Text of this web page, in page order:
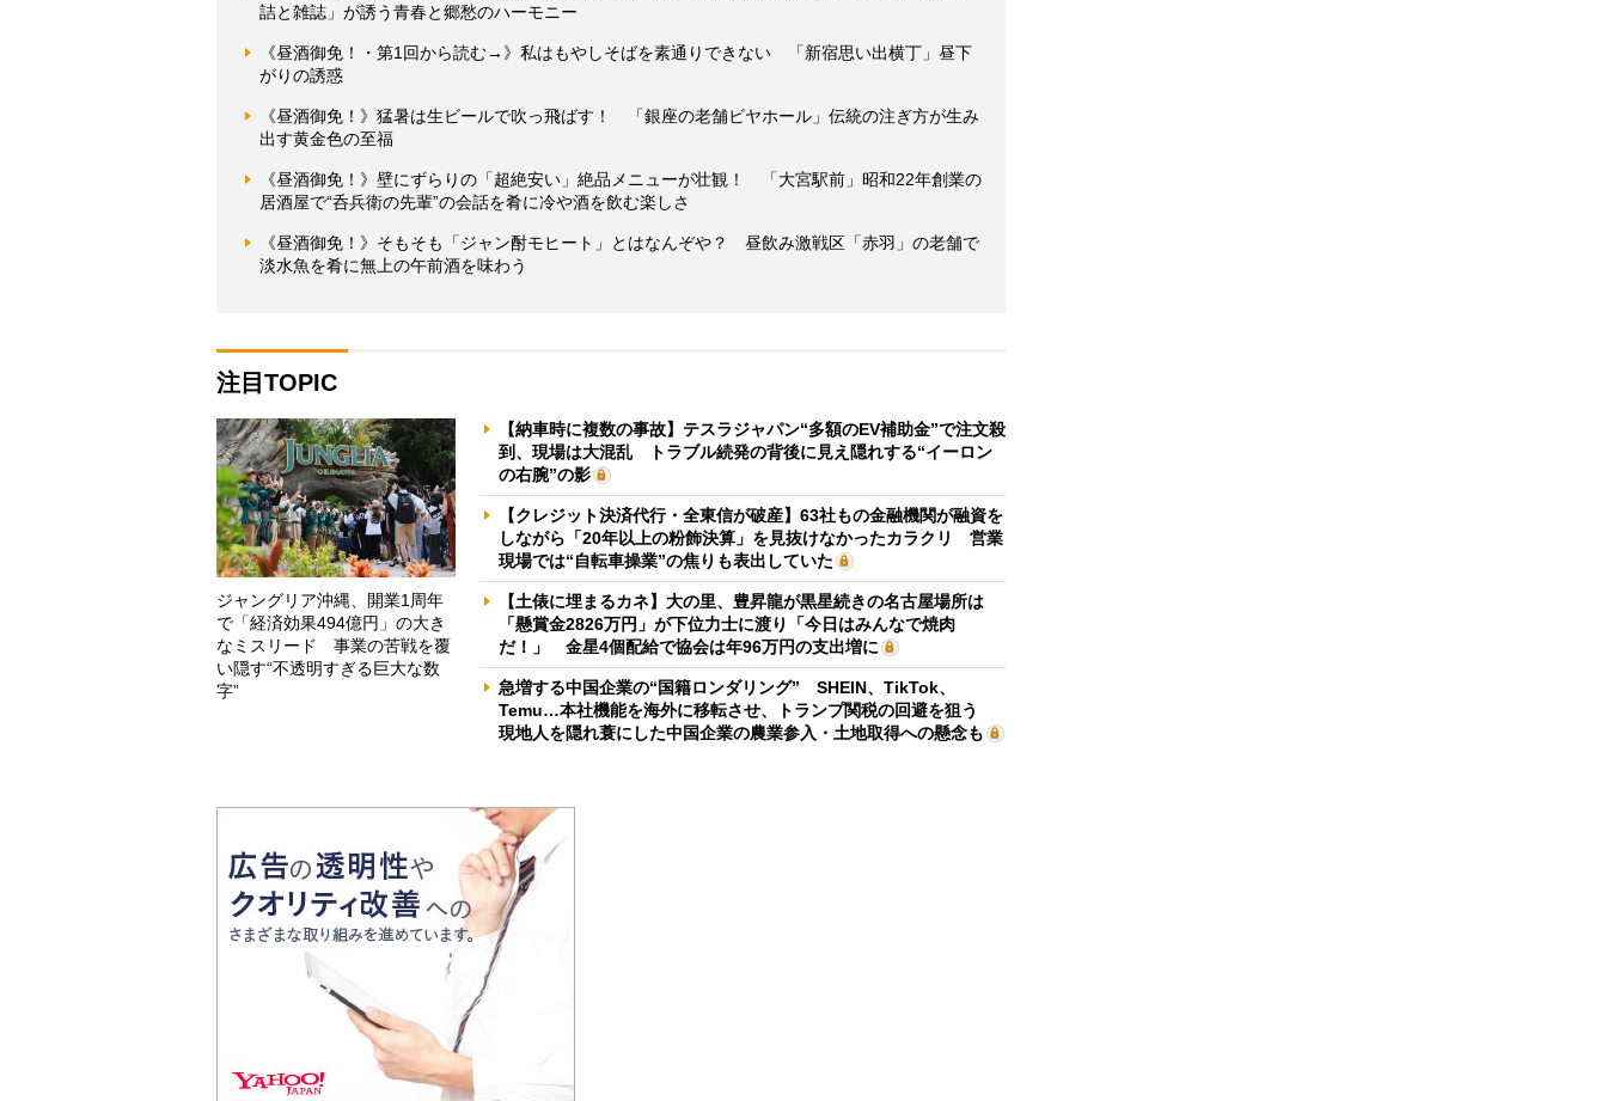
詰と雑誌」が誘う青春と郷愁のハーモニー
《昼酒御免！・第1回から読む→》私はもやしそばを素通りできない 「新宿思い出横丁」昼下
がりの誘惑
《昼酒御免！》猛暑は生ビールで吹っ飛ばす！ 「銀座の老舗ビヤホール」伝統の注ぎ方が生み
出す黄金色の至福
《昼酒御免！》壁にずらりの「超絶安い」絶品メニューが壮観！ 「大宮駅前」昭和22年創業の
居酒屋で“呑兵衛の先輩”の会話を肴に冷や酒を飲む楽しさ
《昼酒御免！》そもそも「ジャン酎モヒート」とはなんぞや？ 昼飲み激戦区「赤羽」の老舗で
淡水魚を肴に無上の午前酒を味わう
注目TOPIC
ジャングリア沖縄、開業1周年
で「経済効果494億円」の大き
なミスリード 事業の苦戦を覆
い隠す“不透明すぎる巨大な数
字”
【納車時に複数の事故】テスラジャパン“多額のEV補助金”で注文殺
到、現場は大混乱 トラブル続発の背後に見え隠れする“イーロン
の右腕”の影
【クレジット決済代行・全東信が破産】63社もの金融機関が融資を
しながら「20年以上の粉飾決算」を見抜けなかったカラクリ 営業
現場では“自転車操業”の焦りも表出していた
【土俵に埋まるカネ】大の里、豊昇龍が黒星続きの名古屋場所は
「懸賞金2826万円」が下位力士に渡り「今日はみんなで焼肉
だ！」 金星4個配給で協会は年96万円の支出増に
急増する中国企業の“国籍ロンダリング” SHEIN、TikTok、
Temu…本社機能を海外に移転させ、トランプ関税の回避を狙う
現地人を隠れ蓑にした中国企業の農業参入・土地取得への懸念も